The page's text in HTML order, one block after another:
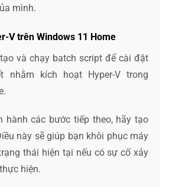
mình.
V trên Windows 11 Home
và chạy batch script để cài đặt
nhằm kích hoạt Hyper-V trong
hành các bước tiếp theo, hãy tạo
này sẽ giúp bạn khôi phục máy
thái hiện tại nếu có sự cố xảy
hiện.